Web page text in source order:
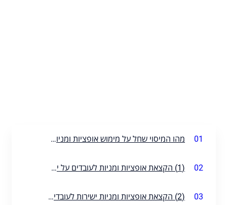
01 מהו המיסוי שחל על מימוש אופציות ומניות שהוקצו לעובדים?
02 (1) הקצאת אופציות ומניות לעובדים על ידי נאמן - סעיף 102(ב) לפקודה
03 (2) הקצאת אופציות ומניות ישירות לעובדים - סעיף 102(ג) לפקודה